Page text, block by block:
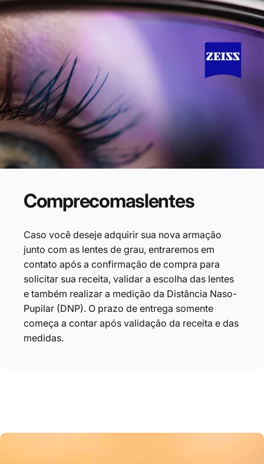
Comprecomaslentes
Caso você deseje adquirir sua nova armação
junto com as lentes de grau, entraremos em
contato após a confirmação de compra para
solicitar sua receita, validar a escolha das lentes
e também realizar a medição da Distância Naso-
Pupilar (DNP). O prazo de entrega somente
começa a contar após validação da receita e das
medidas.